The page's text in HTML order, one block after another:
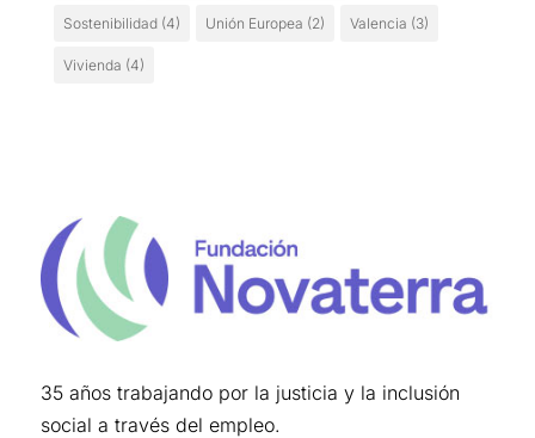
Sostenibilidad(4) Unión Europea (2) Valencia (3)
Vivienda (4)
35 años trabajando por la justicia y la inclusión
social a través del empleo.